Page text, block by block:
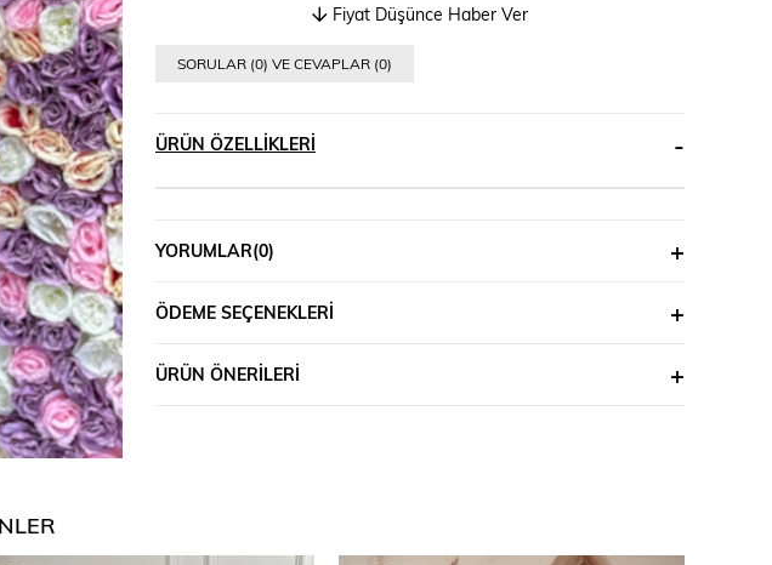
Fiyat Düşünce Haber Ver
SORULAR (0) VE CEVAPLAR (0)
ÜRÜN ÖZELLIKLERI
YORUMLAR(0)
ÖDEME SEÇENEKLERI
ÜRÜN ÖNERILERI